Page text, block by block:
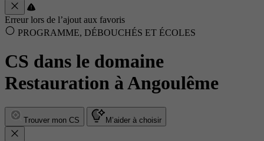
Erreur lors de l’ajout aux favoris
PROGRAMME, DÉBOUCHÉS ET ÉCOLES
CS dans le domaine
Restauration à Angoulême
Trouver mon CS M’aider à choisir